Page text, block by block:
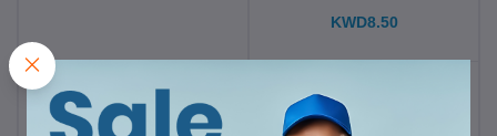
KWD8.50